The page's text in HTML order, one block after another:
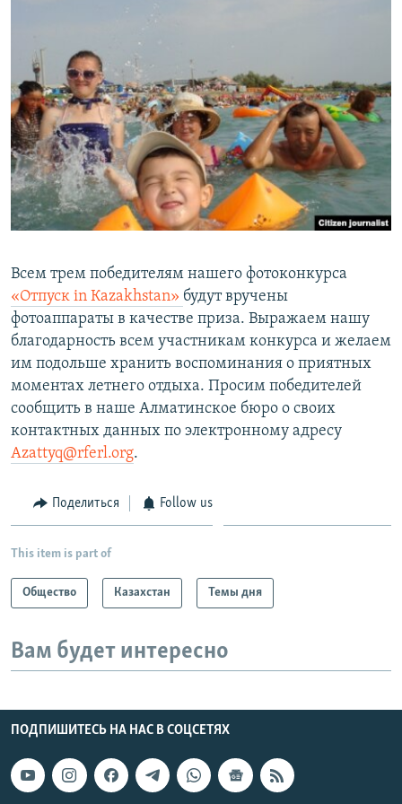
Всем трем победителям нашего фотоконкурса
«Отпуск in Кazakhstan» будут вручены
фотоаппараты в качестве приза. Выражаем нашу
благодарность всем участникам конкурса и желаем
им подольше хранить воспоминания о приятных
моментах летнего отдыха. Просим победителей
сообщить в наше Алматинское бюро о своих
контактных данных по электронному адресу
Azattyq@rferl.org.
Поделиться Follow us
This item is part of
Общество Казахстан Темы дня
Вам будет интересно
ПОДПИШИТЕСЬ НА НАС В СОЦСЕТЯХ